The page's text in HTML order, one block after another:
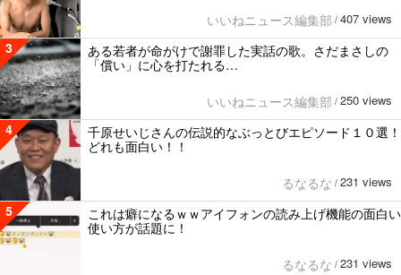
いいねニュース編集部 / 407 views
3
ある若者が命がけで謝罪した実話の歌。さだまさしの
「償い」に心を打たれる…
いいねニュース編集部 / 250 views
4
千原せいじさんの伝説的なぶっとびエピソード１０選！
どれも面白い！！
るなるな / 231 views
5
これは癖になるｗｗアイフォンの読み上げ機能の面白い
使い方が話題に！
るなるな / 231 views